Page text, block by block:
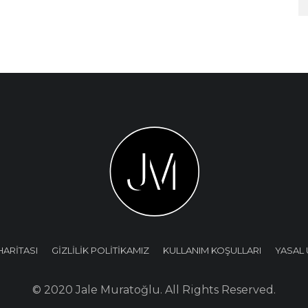
GİZLİLİK POLİTİKAMIZ KULLANIM KOŞULLARI YASAL
© 2020 Jale Muratoğlu. All Rights Reserved.